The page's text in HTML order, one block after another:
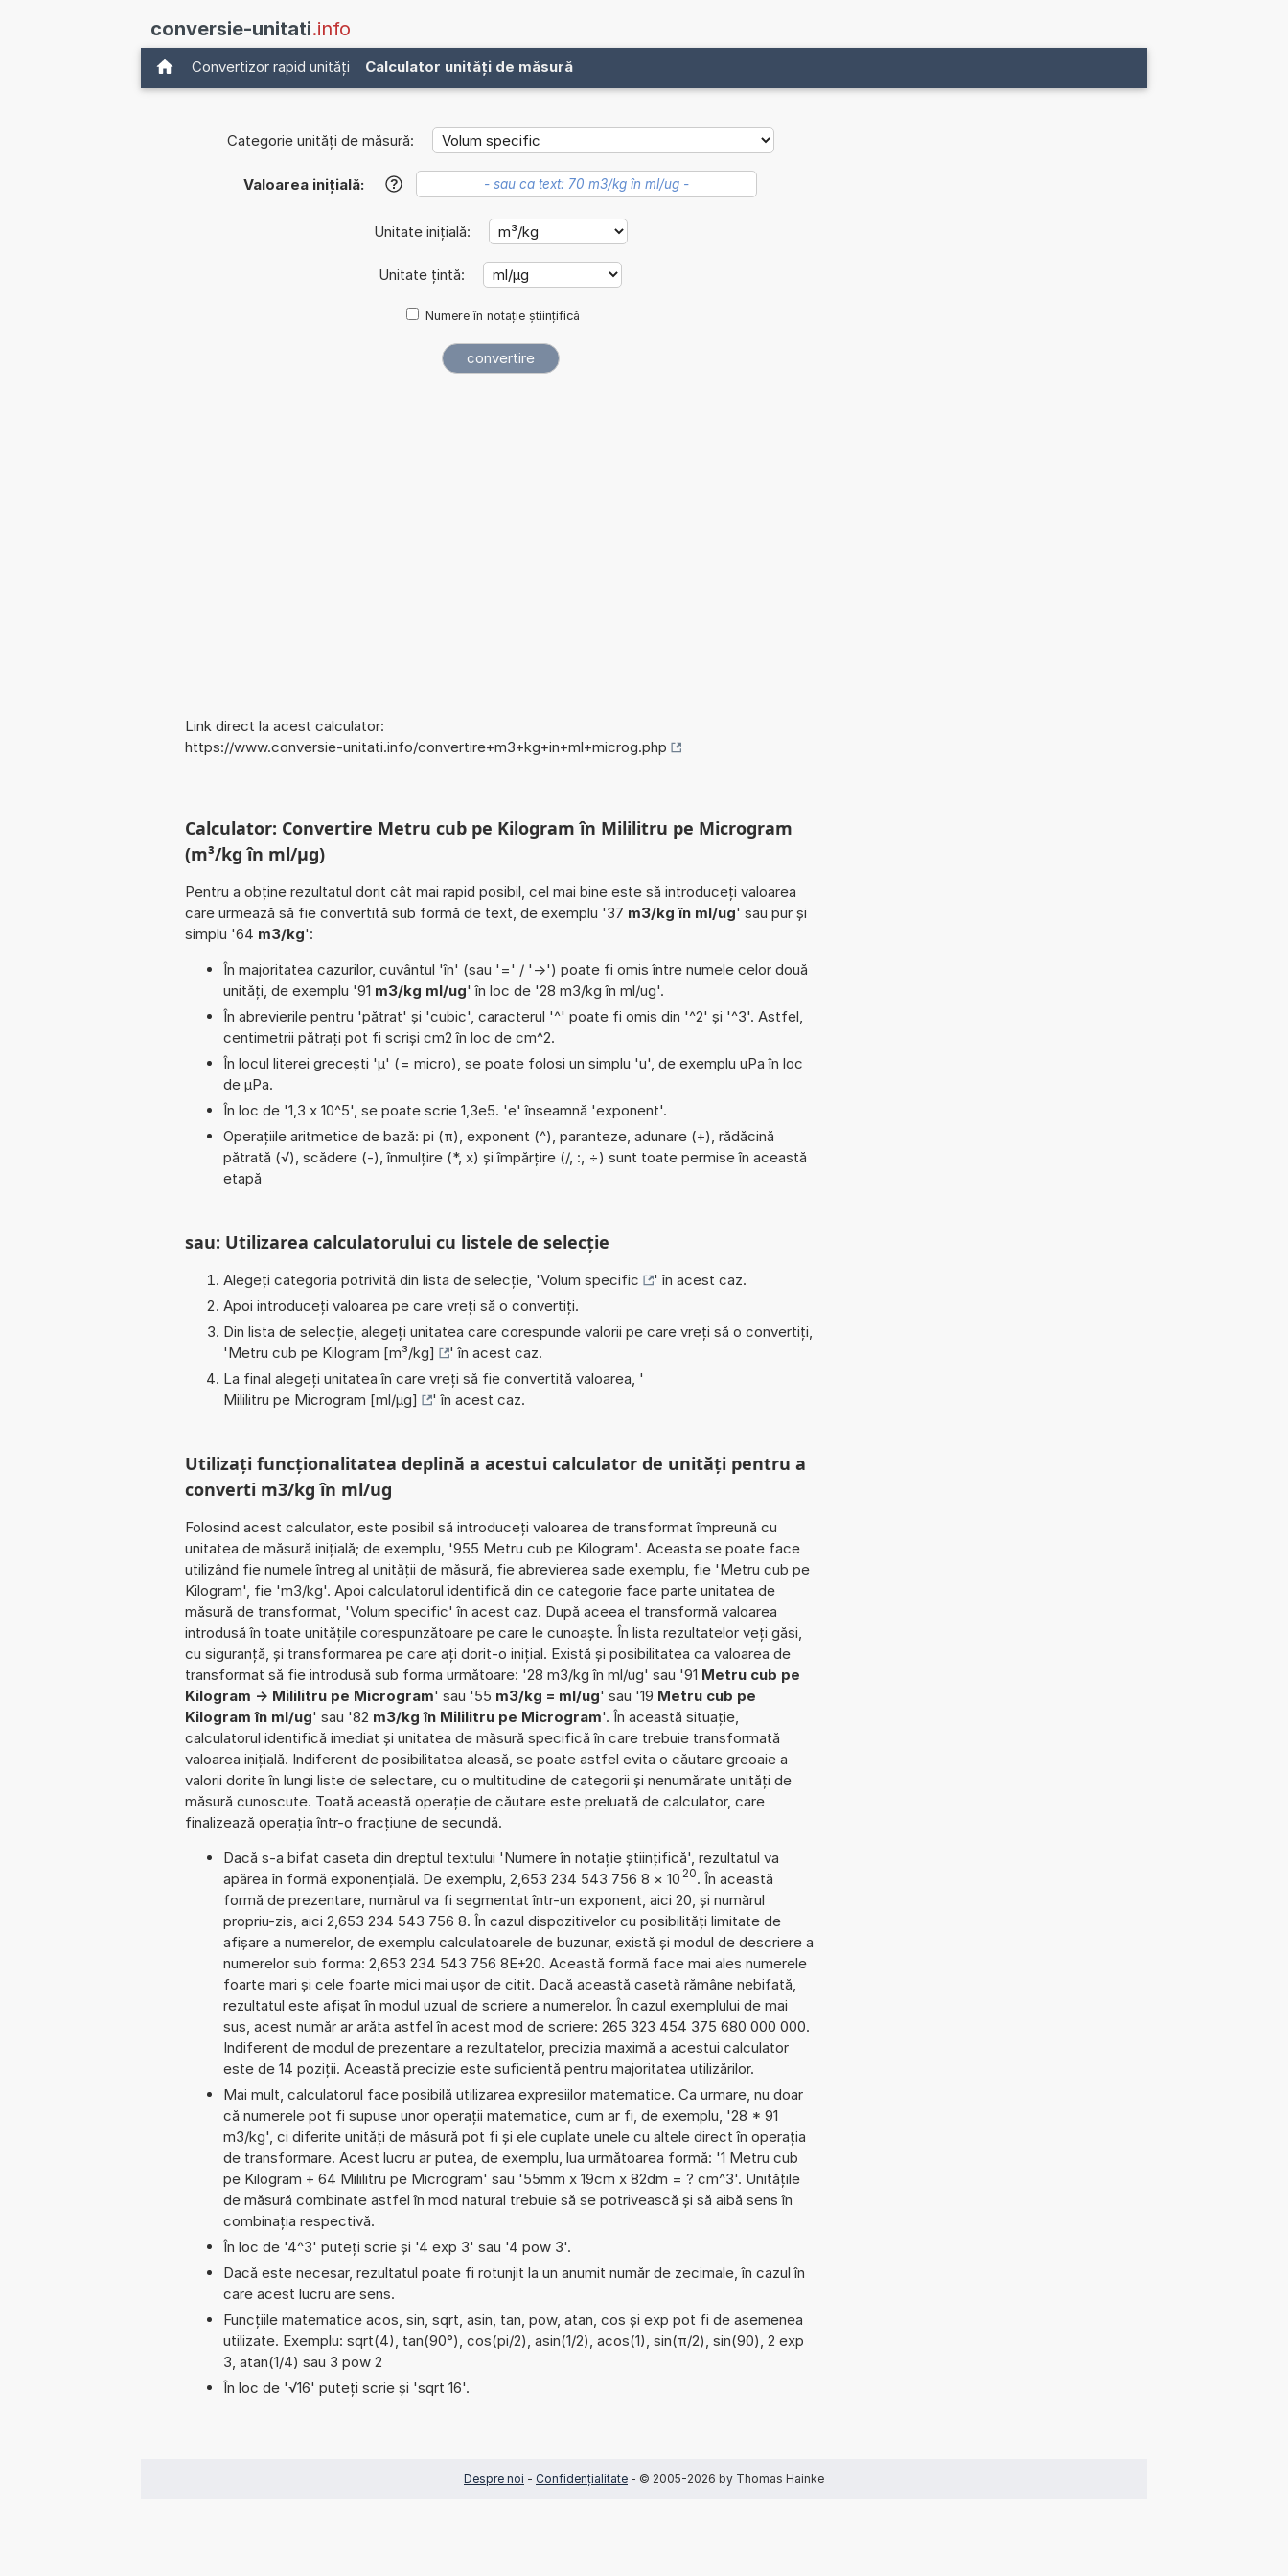
conversie-unitati.info
Convertizor rapid unități Calculator unități de măsură
Categorie unități de măsură:
Valoarea inițială: ?
Unitate inițială:
Unitate țintă:
Numere în notație științifică
Link direct la acest calculator:
https://www.conversie-unitati.info/convertire+m3+kg+in+ml+microg.php
Calculator: Convertire Metru cub pe Kilogram în Mililitru pe Microgram
(m³/kg în ml/µg)
Pentru a obține rezultatul dorit cât mai rapid posibil, cel mai bine este să introduceți valoarea
care urmează să fie convertită sub formă de text, de exemplu '37 m3/kg în ml/ug' sau pur și
simplu '64 m3/kg':
În majoritatea cazurilor, cuvântul 'în' (sau '=' / '->') poate fi omis între numele celor două
unități, de exemplu '91 m3/kg ml/ug' în loc de '28 m3/kg în ml/ug'.
În abrevierile pentru 'pătrat' și 'cubic', caracterul '^' poate fi omis din '^2' și '^3'. Astfel,
centimetrii pătrați pot fi scriși cm2 în loc de cm^2.
În locul literei grecești 'µ' (= micro), se poate folosi un simplu 'u', de exemplu uPa în loc
de µPa.
În loc de '1,3 x 10^5', se poate scrie 1,3e5. 'e' înseamnă 'exponent'.
Operațiile aritmetice de bază: pi (π), exponent (^), paranteze, adunare (+), rădăcină
pătrată (√), scădere (-), înmulțire (*, x) și împărțire (/, :, ÷) sunt toate permise în această
etapă
sau: Utilizarea calculatorului cu listele de selecție
Alegeți categoria potrivită din lista de selecție, 'Volum specific
' în acest caz.
Apoi introduceți valoarea pe care vreți să o convertiți.
Din lista de selecție, alegeți unitatea care corespunde valorii pe care vreți să o convertiți,
'Metru cub pe Kilogram [m³/kg]
' în acest caz.
La final alegeți unitatea în care vreți să fie convertită valoarea, '
Mililitru pe Microgram [ml/µg]
' în acest caz.
Utilizați funcționalitatea deplină a acestui calculator de unități pentru a
converti m3/kg în ml/ug
Folosind acest calculator, este posibil să introduceți valoarea de transformat împreună cu
unitatea de măsură inițială; de exemplu, '955 Metru cub pe Kilogram'. Aceasta se poate face
utilizând fie numele întreg al unității de măsură, fie abrevierea sade exemplu, fie 'Metru cub pe
Kilogram', fie 'm3/kg'. Apoi calculatorul identifică din ce categorie face parte unitatea de
măsură de transformat, 'Volum specific' în acest caz. După aceea el transformă valoarea
introdusă în toate unitățile corespunzătoare pe care le cunoaște. În lista rezultatelor veți găsi,
cu siguranță, și transformarea pe care ați dorit-o inițial. Există și posibilitatea ca valoarea de
transformat să fie introdusă sub forma următoare: '28 m3/kg în ml/ug' sau '91 Metru cub pe
Kilogram -> Mililitru pe Microgram' sau '55 m3/kg = ml/ug' sau '19 Metru cub pe
Kilogram în ml/ug' sau '82 m3/kg în Mililitru pe Microgram'. În această situație,
calculatorul identifică imediat și unitatea de măsură specifică în care trebuie transformată
valoarea inițială. Indiferent de posibilitatea aleasă, se poate astfel evita o căutare greoaie a
valorii dorite în lungi liste de selectare, cu o multitudine de categorii și nenumărate unități de
măsură cunoscute. Toată această operație de căutare este preluată de calculator, care
finalizează operația într-o fracțiune de secundă.
Dacă s-a bifat caseta din dreptul textului 'Numere în notație științifică', rezultatul va
apărea în formă exponențială. De exemplu, 2,653 234 543 756 8 × 10 20. În această
formă de prezentare, numărul va fi segmentat într-un exponent, aici 20, și numărul
propriu-zis, aici 2,653 234 543 756 8. În cazul dispozitivelor cu posibilități limitate de
afișare a numerelor, de exemplu calculatoarele de buzunar, există și modul de descriere a
numerelor sub forma: 2,653 234 543 756 8E+20. Această formă face mai ales numerele
foarte mari și cele foarte mici mai ușor de citit. Dacă această casetă rămâne nebifată,
rezultatul este afișat în modul uzual de scriere a numerelor. În cazul exemplului de mai
sus, acest număr ar arăta astfel în acest mod de scriere: 265 323 454 375 680 000 000.
Indiferent de modul de prezentare a rezultatelor, precizia maximă a acestui calculator
este de 14 poziții. Această precizie este suficientă pentru majoritatea utilizărilor.
Mai mult, calculatorul face posibilă utilizarea expresiilor matematice. Ca urmare, nu doar
că numerele pot fi supuse unor operații matematice, cum ar fi, de exemplu, '28 * 91
m3/kg', ci diferite unități de măsură pot fi și ele cuplate unele cu altele direct în operația
de transformare. Acest lucru ar putea, de exemplu, lua următoarea formă: '1 Metru cub
pe Kilogram + 64 Mililitru pe Microgram' sau '55mm x 19cm x 82dm = ? cm^3'. Unitățile
de măsură combinate astfel în mod natural trebuie să se potrivească și să aibă sens în
combinația respectivă.
În loc de '4^3' puteți scrie și '4 exp 3' sau '4 pow 3'.
Dacă este necesar, rezultatul poate fi rotunjit la un anumit număr de zecimale, în cazul în
care acest lucru are sens.
Funcțiile matematice acos, sin, sqrt, asin, tan, pow, atan, cos și exp pot fi de asemenea
utilizate. Exemplu: sqrt(4), tan(90°), cos(pi/2), asin(1/2), acos(1), sin(π/2), sin(90), 2 exp
3, atan(1/4) sau 3 pow 2
În loc de '√16' puteți scrie și 'sqrt 16'.
Despre noi - Confidențialitate - © 2005-2026 by Thomas Hainke